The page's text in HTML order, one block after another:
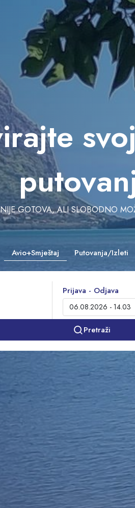
GOTOVA, ALI SLOBODNO
Avio+Smještaj Putovanja/Izleti
Prijava - Odjava
Pretraži